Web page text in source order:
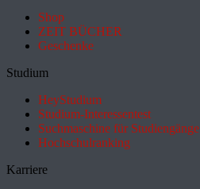
Shop
ZEIT BÜCHER
Geschenke
Studium
HeyStudium
Studium-Interessentest
Suchmaschine für Studiengänge
Hochschulranking
Karriere